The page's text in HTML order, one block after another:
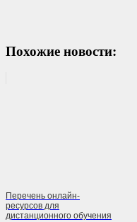
Похожие новости:
Перечень онлайн-
ресурсов для
дистанционного обучения